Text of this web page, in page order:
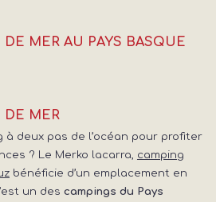
MER AU PAYS BASQUE
DE MER
à deux pas de l’océan pour profiter
? Le Merko lacarra, camping
bénéficie d’un emplacement en
un des campings du Pays